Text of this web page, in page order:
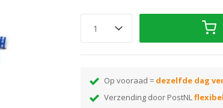
Op vooraad = dezelfde dag
Verzending door PostNL